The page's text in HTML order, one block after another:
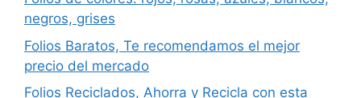
negros, grises
Folios Baratos, Te recomendamos el mejor
precio del mercado
Folios Reciclados, Ahorra y Recicla con esta